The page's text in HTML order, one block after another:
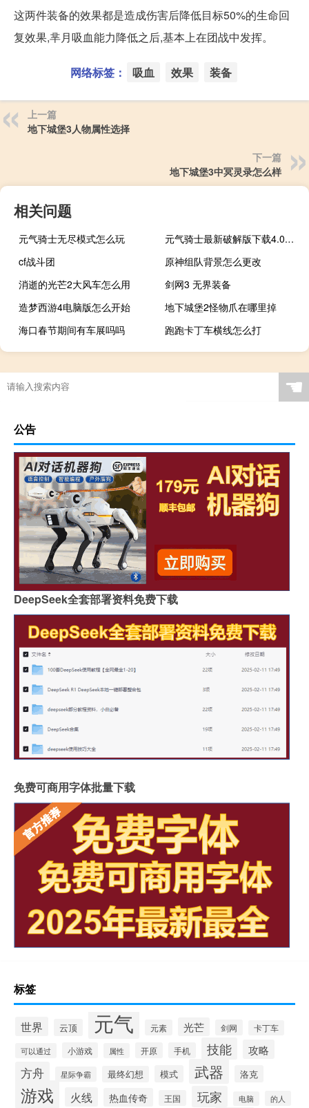
这两件装备的效果都是造成伤害后降低目标50%的生命回
复效果,芈月吸血能力降低之后,基本上在团战中发挥。
网络标签： 吸血 效果 装备
上一篇
地下城堡3人物属性选择
下一篇
地下城堡3中冥灵录怎么样
相关问题
元气骑士无尽模式怎么玩
元气骑士最新破解版下载4.0.1可远程连机
cf战斗团
原神组队背景怎么更改
消逝的光芒2大风车怎么用
剑网3 无界装备
造梦西游4电脑版怎么开始
地下城堡2怪物爪在哪里掉
海口春节期间有车展吗吗
跑跑卡丁车横线怎么打
☚
公告
DeepSeek全套部署资料免费下载
免费可商用字体批量下载
标签
世界 云顶 元气 元素 光芒 剑网 卡丁车
可以通过 小游戏 属性 开原 手机 技能 攻略
方舟 星际争霸 最终幻想 模式 武器 洛克
游戏 火线 热血传奇 王国 玩家 电脑 的人